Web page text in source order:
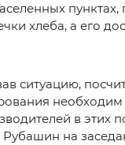
пунктах,
хлеба, а его
ситуацию,
необходим
в этих
на